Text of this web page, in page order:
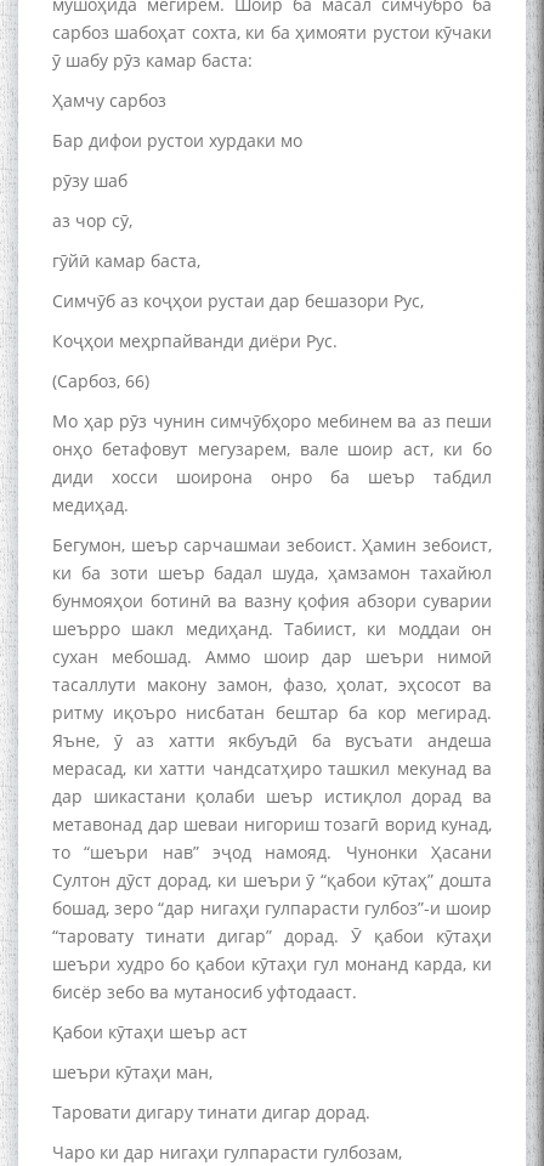
мушоҳида мегирем. Шоир ба масал симчӯбро ба
сарбоз шабоҳат сохта, ки ба ҳимояти рустои кӯчаки
ӯ шабу рӯз камар баста:
Ҳамчу сарбоз
Бар дифои рустои хурдаки мо
рӯзу шаб
аз чор сӯ,
гӯйӣ камар баста,
Симчӯб аз коҷҳои рустаи дар бешазори Рус,
Коҷҳои меҳрпайванди диёри Рус.
(Сарбоз, 66)
Мо ҳар рӯз чунин симчӯбҳоро мебинем ва аз пеши
онҳо бетафовут мегузарем, вале шоир аст, ки бо
диди хосси шоирона онро ба шеър табдил
медиҳад.
Бегумон, шеър сарчашмаи зебоист. Ҳамин зебоист,
ки ба зоти шеър бадал шуда, ҳамзамон тахайюл
бунмояҳои ботинӣ ва вазну қофия абзори суварии
шеърро шакл медиҳанд. Табиист, ки моддаи он
сухан мебошад. Аммо шоир дар шеъри нимоӣ
тасаллути макону замон, фазо, ҳолат, эҳсосот ва
ритму иқоъро нисбатан бештар ба кор мегирад.
Яъне, ӯ аз хатти якбуъдӣ ба вусъати андеша
мерасад, ки хатти чандсатҳиро ташкил мекунад ва
дар шикастани қолаби шеър истиқлол дорад ва
метавонад дар шеваи нигориш тозагӣ ворид кунад,
то “шеъри нав” эҷод намояд. Чунонки Ҳасани
Султон дӯст дорад, ки шеъри ӯ “қабои кӯтаҳ” дошта
бошад, зеро “дар нигаҳи гулпарасти гулбоз”-и шоир
“таровату тинати дигар” дорад. Ӯ қабои кӯтаҳи
шеъри худро бо қабои кӯтаҳи гул монанд карда, ки
бисёр зебо ва мутаносиб уфтодааст.
Қабои кӯтаҳи шеър аст
шеъри кӯтаҳи ман,
Таровати дигару тинати дигар дорад.
Чаро ки дар нигаҳи гулпарасти гулбозам,